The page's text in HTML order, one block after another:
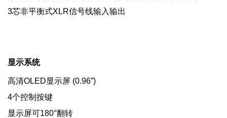
3芯非平衡式XLR信号线输入输出
显示系统
高清OLED显示屏 (0.96”)
4个控制按键
显示屏可180°翻转